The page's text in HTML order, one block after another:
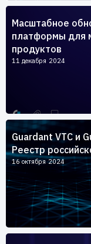
Пресс-центр
Новости
Мероприятия
Пользователям
Техническая поддержка
Масштабное
платформы для
продуктов
11 декабря 2024
Guardant VTC и
Реестр
16 октября 2024